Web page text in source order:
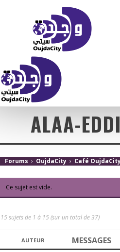
ALAA-
Forums › OujdaCity › Café
Ce sujet est vide.
15 sujets de 1 à 15 (sur un total de 37)
AUTEUR MESSAGES